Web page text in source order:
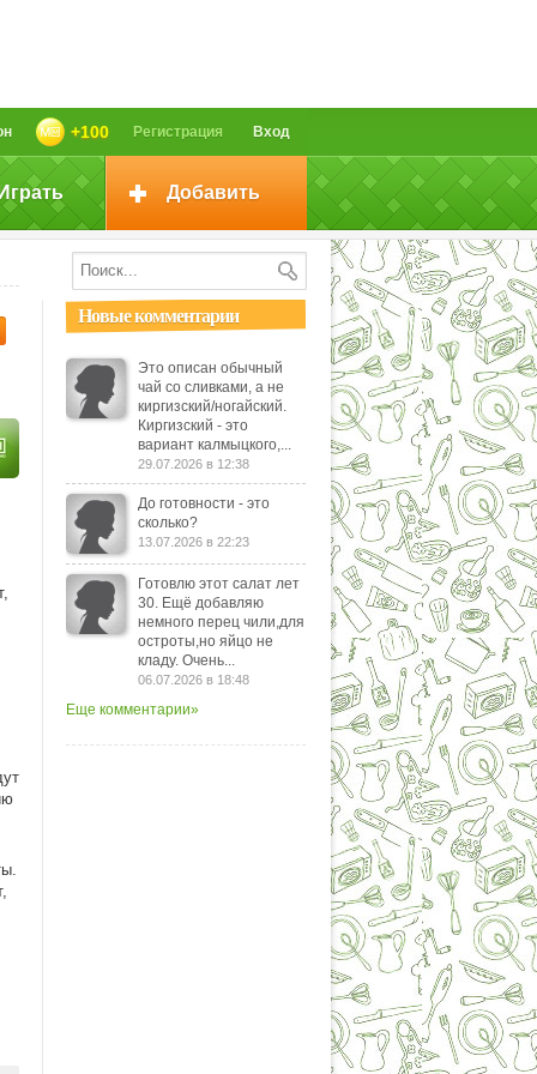
Вход
Регистрация
+100
Добавить
Новые комментарии
Это описан обычный
чай со сливками, а не
киргизский/ногайский.
Киргизский - это
вариант калмыцкого,...
29.07.2026 в 12:38
До готовности - это
сколько?
13.07.2026 в 22:23
Готовлю этот салат лет
30. Ещё добавляю
немного перец чили,для
остроты,но яйцо не
кладу. Очень...
06.07.2026 в 18:48
Еще комментарии»